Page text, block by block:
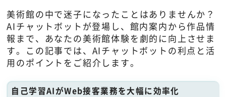
美術館の中で迷子になったことはありませんか？
AIチャットボットが登場し、館内案内から作品情
報まで、あなたの美術館体験を劇的に向上させま
す。この記事では、AIチャットボットの利点と活
用のポイントをご紹介します。
自己学習AIがWeb接客業務を大幅に効率化